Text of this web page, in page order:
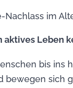
Nachlass im
aktives Leben
bis ins
bewegen sich